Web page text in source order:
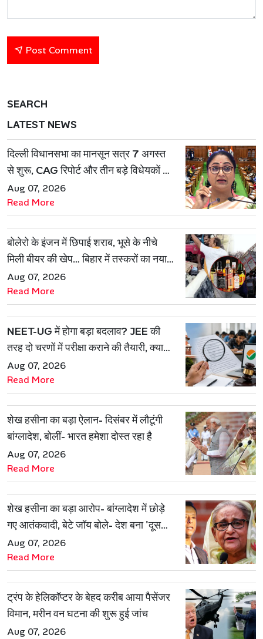
Post Comment
SEARCH
LATEST NEWS
दिल्ली विधानसभा का मानसून सत्र 7 अगस्त
से शुरू, CAG रिपोर्ट और तीन बड़े विधेयकों पर
होगी चर्चा
Aug 07, 2026
Read More
बोलेरो के इंजन में छिपाई शराब, भूसे के नीचे
मिली बीयर की खेप… बिहार में तस्करों का नया
खेल बेनकाब
Aug 07, 2026
Read More
NEET-UG में होगा बड़ा बदलाव? JEE की
तरह दो चरणों में परीक्षा कराने की तैयारी, क्या
रुकेगा पेपर लीक?
Aug 07, 2026
Read More
शेख हसीना का बड़ा ऐलान- दिसंबर में लौटूंगी
बांग्लादेश, बोलीं- भारत हमेशा दोस्त रहा है
Aug 07, 2026
Read More
शेख हसीना का बड़ा आरोप- बांग्लादेश में छोड़े
गए आतंकवादी, बेटे जॉय बोले- देश बना 'दूसरा
पाकिस्तान'
Aug 07, 2026
Read More
ट्रंप के हेलिकॉप्टर के बेहद करीब आया पैसेंजर
विमान, मरीन वन घटना की शुरू हुई जांच
Aug 07, 2026